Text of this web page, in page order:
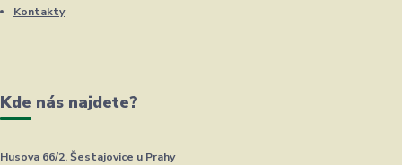
Kontakty
Kde nás najdete?
Husova 66/2, Šestajovice u Prahy